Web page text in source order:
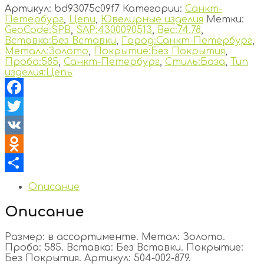
Артикул: bd93075c09f7 Категории: Санкт-
Петербург, Цепи, Ювелирные изделия Метки:
GeoCode:SPB, SAP:4300090513, Вес:74.78,
Вставка:Без Вставки, Город:Санкт-Петербург,
Металл:Золото, Покрытие:Без Покрытия,
Проба:585, Санкт-Петербург, Стиль:База, Тип
изделия:Цепь
Facebook
Twitter
VK
Odnoklassniki
Отправить
Описание
Описание
Размер: в ассортименте. Метал: Золото.
Проба: 585. Вставка: Без Вставки. Покрытие:
Без Покрытия. Артикул: 504-002-879.